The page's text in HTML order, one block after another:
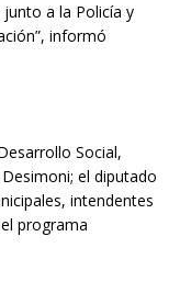
a la Policía y
informó
Social,
Desimoni; el diputado
intendentes
programa